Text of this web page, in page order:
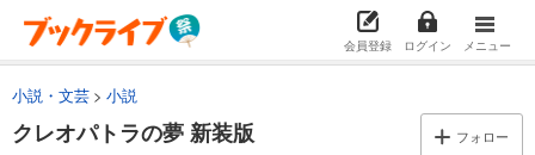
会員登録 ログイン メニュー
小説・文芸 小説
クレオパトラの夢 新装版 フォロー